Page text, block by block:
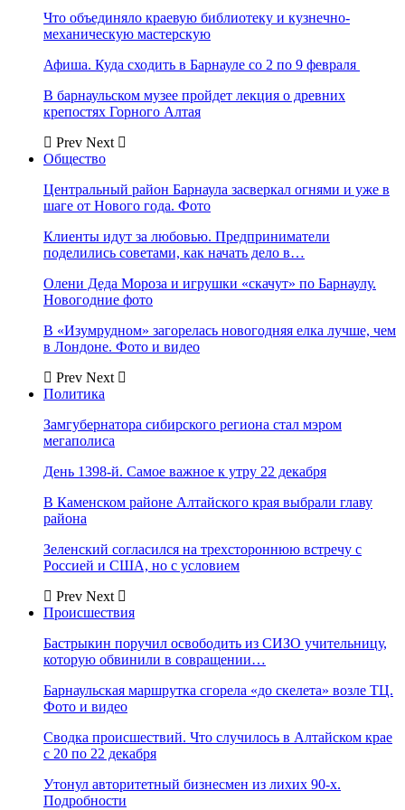
Что объединяло краевую библиотеку и кузнечно-
механическую мастерскую
Афиша. Куда сходить в Барнауле со 2 по 9 февраля
В барнаульском музее пройдет лекция о древних
крепостях Горного Алтая
Prev Next
Общество
Центральный район Барнаула засверкал огнями и уже в
шаге от Нового года. Фото
Клиенты идут за любовью. Предприниматели
поделились советами, как начать дело в…
Олени Деда Мороза и игрушки «скачут» по Барнаулу.
Новогодние фото
В «Изумрудном» загорелась новогодняя елка лучше, чем
в Лондоне. Фото и видео
Prev Next
Политика
Замгубернатора сибирского региона стал мэром
мегаполиса
День 1398-й. Самое важное к утру 22 декабря
В Каменском районе Алтайского края выбрали главу
района
Зеленский согласился на трехстороннюю встречу с
Россией и США, но с условием
Prev Next
Происшествия
Бастрыкин поручил освободить из СИЗО учительницу,
которую обвинили в совращении…
Барнаульская маршрутка сгорела «до скелета» возле ТЦ.
Фото и видео
Сводка происшествий. Что случилось в Алтайском крае
с 20 по 22 декабря
Утонул авторитетный бизнесмен из лихих 90-х.
Подробности